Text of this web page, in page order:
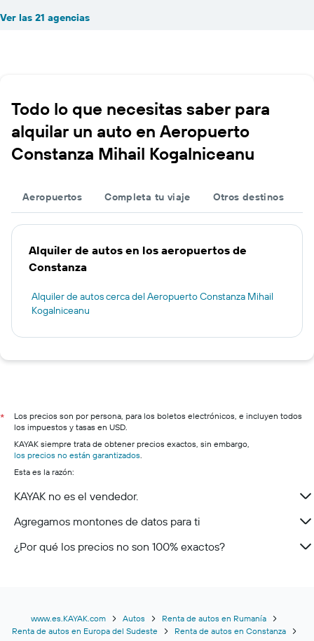
Ver las 21 agencias
Todo lo que necesitas saber para
alquilar un auto en Aeropuerto
Constanza Mihail Kogalniceanu
Aeropuertos Completa tu viaje Otros destinos
Alquiler de autos en los aeropuertos de
Constanza
Alquiler de autos cerca del Aeropuerto Constanza Mihail
Kogalniceanu
*
Los precios son por persona, para los boletos electrónicos, e incluyen todos
los impuestos y tasas en USD.
KAYAK siempre trata de obtener precios exactos, sin embargo,
los precios no están garantizados.
Esta es la razón:
KAYAK no es el vendedor.
Agregamos montones de datos para ti
¿Por qué los precios no son 100% exactos?
www.es.KAYAK.com Autos
Renta de autos en Rumanía
Renta de autos en Europa del Sudeste
Renta de autos en Constanza